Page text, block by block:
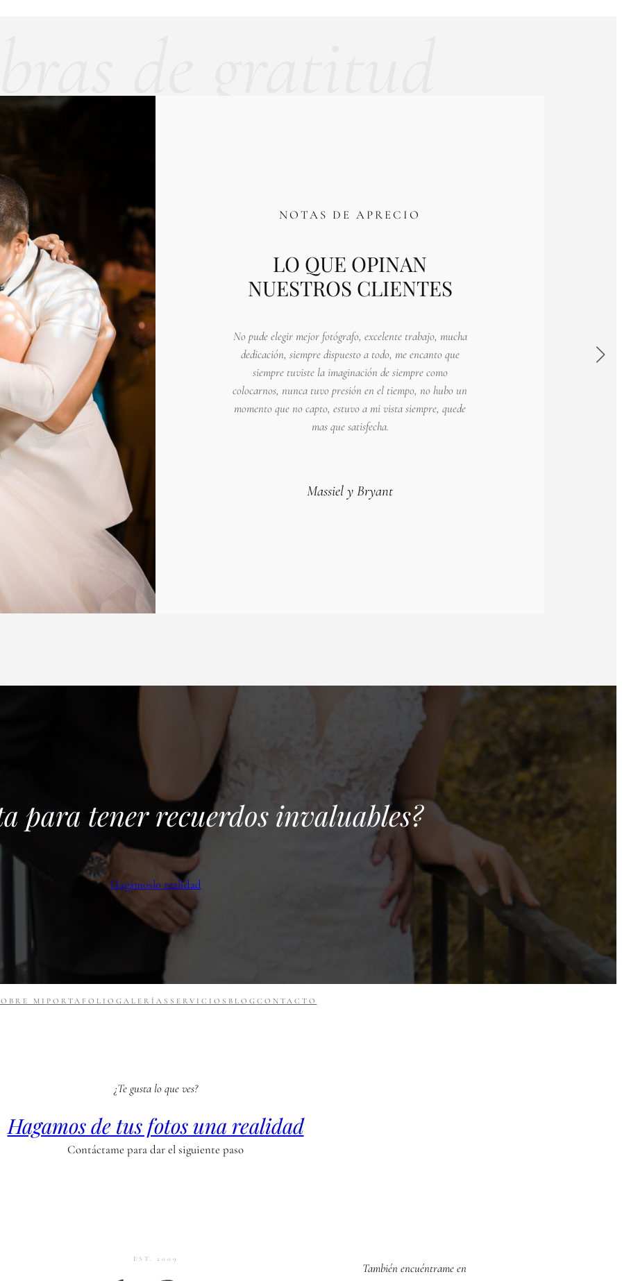
NOTAS DE APRECIO
LO QUE OPINAN
NUESTROS CLIENTES
No pude elegir mejor fotógrafo, excelente trabajo, mucha
dedicación, siempre dispuesto a todo, me encanto que
siempre tuviste la imaginación de siempre como
colocarnos, nunca tuvo presión en el tiempo, no hubo un
momento que no capto, estuvo a mi vista siempre, quede
mas que satisfecha.
Massiel y Bryant
para tener recuerdos invaluables?
Hagámoslo realidad
MI PORTAFOLIO GALERÍAS SERVICIOS BLOG CONTACTO
¿Te gusta lo que ves?
Hagamos de tus fotos una realidad
Contáctame para dar el siguiente paso
EST. 2009
También encuéntrame en